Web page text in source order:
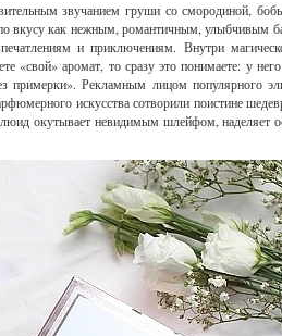
звучанием груши со смородиной,
вкусу как нежным, романтичным, улыбчивым
и приключениям. Внутри
«свой» аромат, то сразу это понимаете: у
Рекламным лицом популярного
искусства сотворили поистине
окутывает невидимым шлейфом, наделяет